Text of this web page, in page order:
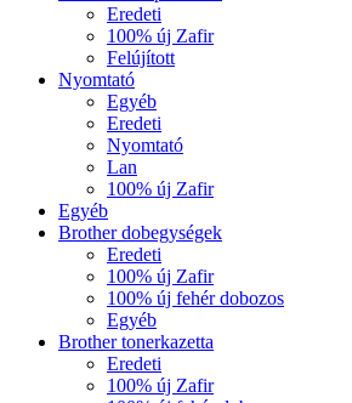
Eredeti
100% új Zafir
Felújított
Nyomtató
Egyéb
Eredeti
Nyomtató
Lan
100% új Zafir
Egyéb
Brother dobegységek
Eredeti
100% új Zafir
100% új fehér dobozos
Egyéb
Brother tonerkazetta
Eredeti
100% új Zafir